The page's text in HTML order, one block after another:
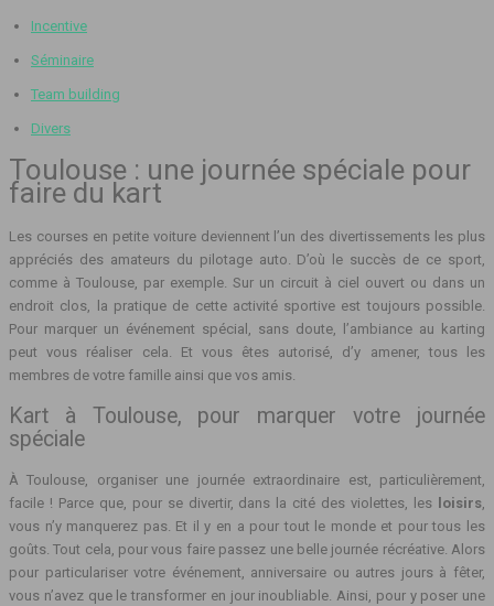
Incentive
Séminaire
Team building
Divers
Toulouse : une journée spéciale pour
faire du kart
Les courses en petite voiture deviennent l’un des divertissements les plus
appréciés des amateurs du pilotage auto. D’où le succès de ce sport,
comme à Toulouse, par exemple. Sur un circuit à ciel ouvert ou dans un
endroit clos, la pratique de cette activité sportive est toujours possible.
Pour marquer un événement spécial, sans doute, l’ambiance au karting
peut vous réaliser cela. Et vous êtes autorisé, d’y amener, tous les
membres de votre famille ainsi que vos amis.
Kart à Toulouse, pour marquer votre journée
spéciale
À Toulouse, organiser une journée extraordinaire est, particulièrement,
facile ! Parce que, pour se divertir, dans la cité des violettes, les
loisirs,
vous n’y manquerez pas. Et il y en a pour tout le monde et pour tous les
goûts. Tout cela, pour vous faire passez une belle journée récréative. Alors
pour particulariser votre événement, anniversaire ou autres jours à fêter,
vous n’avez que le transformer en jour inoubliable. Ainsi, pour y poser une